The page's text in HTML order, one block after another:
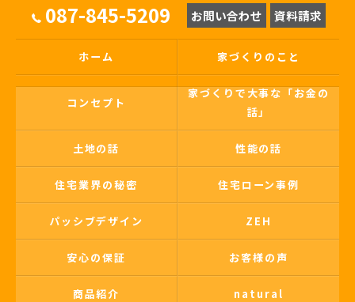
087-845-5209 お問い合わせ 資料請求
ホーム 家づくりのこと
コンセプト
家づくりで大事な「お金の
話」
土地の話 性能の話
住宅業界の秘密 住宅ローン事例
パッシブデザイン ZEH
安心の保証 お客様の声
商品紹介 natural